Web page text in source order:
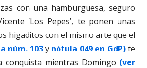
con una hamburguesa, seguro
‘Los Pepes’, te ponen unas
higaditos con el mismo arte que el
núm. 103y nótula 049 en GdP)te
conquista mientras Domingo (ver